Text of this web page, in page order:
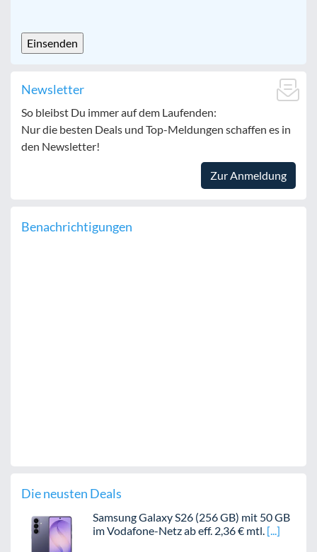
Newsletter
So bleibst Du immer auf dem Laufenden:
Nur die besten Deals und Top-Meldungen schaffen es in
den Newsletter!
Zur Anmeldung
Benachrichtigungen
Die neusten Deals
Samsung Galaxy S26 (256 GB) mit 50 GB
im Vodafone-Netz ab eff. 2,36 € mtl.